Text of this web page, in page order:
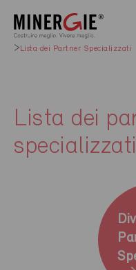
Lista dei Partner Specializzati
Lista dei
specializzati